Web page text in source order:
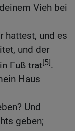
Vieh bei
hattest, und es
und der
Fuß trat[5].
Haus
Und
geben;